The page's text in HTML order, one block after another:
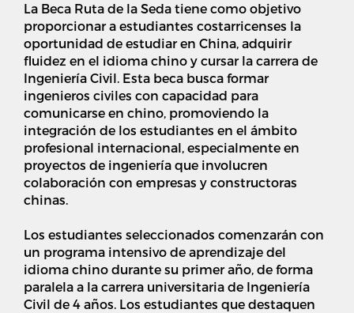
La Beca Ruta de la Seda tiene como objetivo
proporcionar a estudiantes costarricenses la
oportunidad de estudiar en China, adquirir
fluidez en el idioma chino y cursar la carrera de
Ingeniería Civil. Esta beca busca formar
ingenieros civiles con capacidad para
comunicarse en chino, promoviendo la
integración de los estudiantes en el ámbito
profesional internacional, especialmente en
proyectos de ingeniería que involucren
colaboración con empresas y constructoras
chinas.
Los estudiantes seleccionados comenzarán con
un programa intensivo de aprendizaje del
idioma chino durante su primer año, de forma
paralela a la carrera universitaria de Ingeniería
Civil de 4 años. Los estudiantes que destaquen